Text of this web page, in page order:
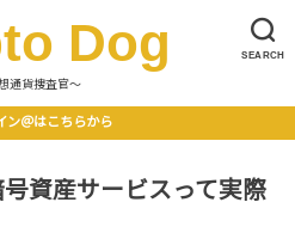
SEARCH
Dog
通貨捜査官〜
ン＠はこちらから
資産サービスって実際